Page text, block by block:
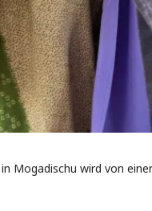
Mogadischu wird von